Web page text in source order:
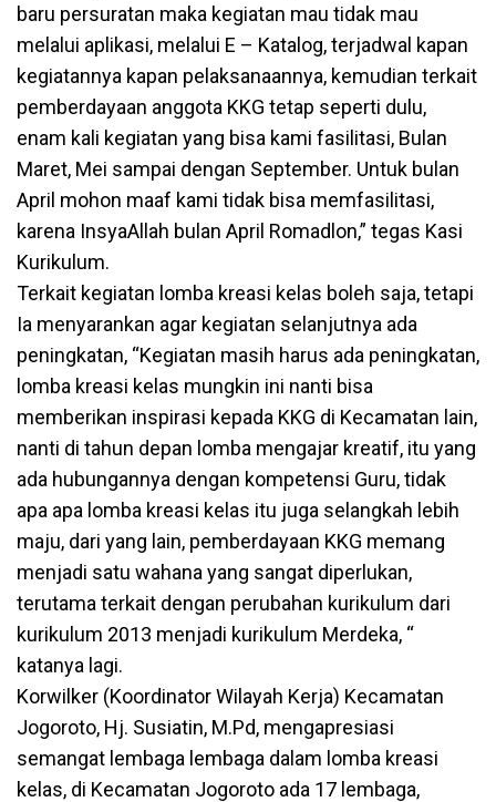
baru persuratan maka kegiatan mau tidak mau
melalui aplikasi, melalui E – Katalog, terjadwal kapan
kegiatannya kapan pelaksanaannya, kemudian terkait
pemberdayaan anggota KKG tetap seperti dulu,
enam kali kegiatan yang bisa kami fasilitasi, Bulan
Maret, Mei sampai dengan September. Untuk bulan
April mohon maaf kami tidak bisa memfasilitasi,
karena InsyaAllah bulan April Romadlon,” tegas Kasi
Kurikulum.
Terkait kegiatan lomba kreasi kelas boleh saja, tetapi
Ia menyarankan agar kegiatan selanjutnya ada
peningkatan, “Kegiatan masih harus ada peningkatan,
lomba kreasi kelas mungkin ini nanti bisa
memberikan inspirasi kepada KKG di Kecamatan lain,
nanti di tahun depan lomba mengajar kreatif, itu yang
ada hubungannya dengan kompetensi Guru, tidak
apa apa lomba kreasi kelas itu juga selangkah lebih
maju, dari yang lain, pemberdayaan KKG memang
menjadi satu wahana yang sangat diperlukan,
terutama terkait dengan perubahan kurikulum dari
kurikulum 2013 menjadi kurikulum Merdeka, “
katanya lagi.
Korwilker (Koordinator Wilayah Kerja) Kecamatan
Jogoroto, Hj. Susiatin, M.Pd, mengapresiasi
semangat lembaga lembaga dalam lomba kreasi
kelas, di Kecamatan Jogoroto ada 17 lembaga,